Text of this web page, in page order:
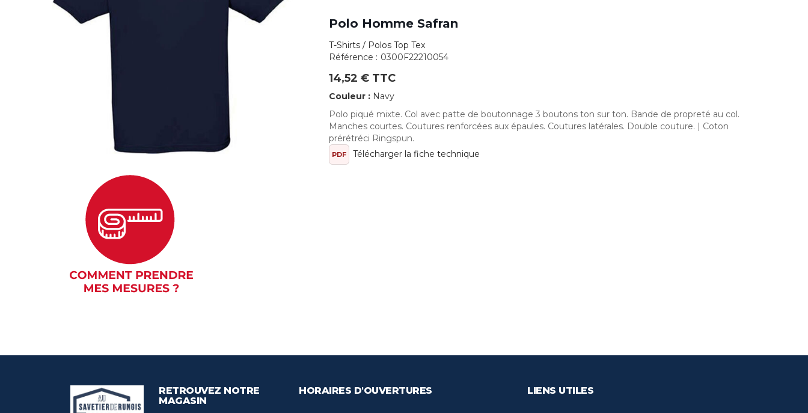
Polo Homme Safran
T-Shirts / Polos Top Tex
Référence : 0300F22210054
14,52 € TTC
Couleur : Navy
Polo piqué mixte. Col avec patte de boutonnage 3 boutons ton sur ton. Bande de propreté au col.
Manches courtes. Coutures renforcées aux épaules. Coutures latérales. Double couture. | Coton
prérétréci Ringspun.
PDF Télécharger la fiche technique
RETROUVEZ NOTRE
MAGASIN
HORAIRES D'OUVERTURES LIENS UTILES